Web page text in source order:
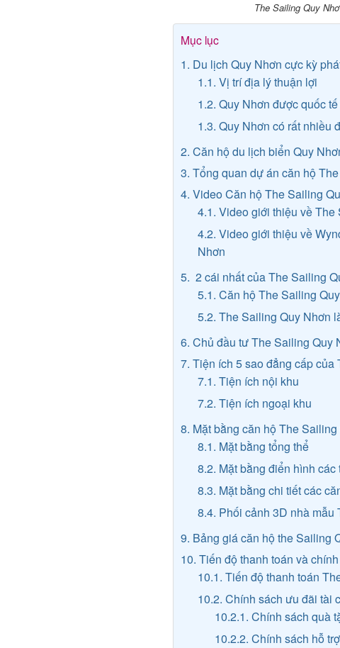
The Sailing Quy
Mục lục
1. Du lịch Quy Nhơn cực kỳ
1.1. Vị trí địa lý thuận lợi
1.2. Quy Nhơn được quốc
1.3. Quy Nhơn có rất nhiều
2. Căn hộ du lịch biển Quy
3. Tổng quan dự án căn hộ
4. Video Căn hộ The Sailing
4.1. Video giới thiệu về
4.2. Video giới thiệu về
Nhơn
5. 2 cái nhất của The Sailing
5.1. Căn hộ The Sailing
5.2. The Sailing Quy Nhơn
6. Chủ đầu tư The Sailing Quy
7. Tiện ích 5 sao đẳng cấp
7.1. Tiện ích nội khu
7.2. Tiện ích ngoại khu
8. Mặt bằng căn hộ The
8.1. Mặt bằng tổng thể
8.2. Mặt bằng điển hình các
8.3. Mặt bằng chi tiết các
8.4. Phối cảnh 3D nhà
9. Bảng giá căn hộ the Sailing
10. Tiến độ thanh toán và
10.1. Tiến độ thanh toán
10.2. Chính sách ưu đãi tài
10.2.1. Chính sách quà
10.2.2. Chính sách hỗ